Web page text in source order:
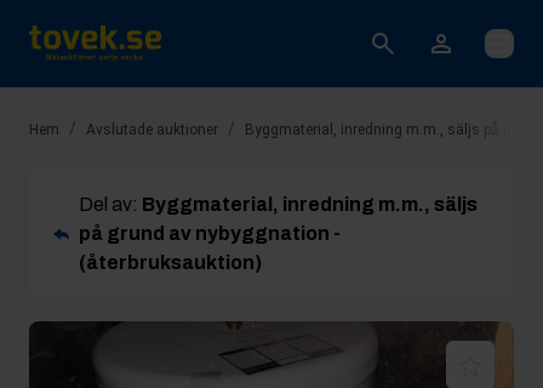
Öppna
Hem / Avslutade auktioner / Byggmaterial, inredning m.m., säljs på
Del av: Byggmaterial, inredning m.m., säljs
på grund av nybyggnation -
(återbruksauktion)